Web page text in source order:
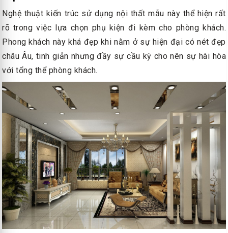
Nghệ thuật kiến trúc sử dụng nội thất mẫu này thể hiện rất
rõ trong việc lựa chọn phụ kiện đi kèm cho phòng khách.
Phong khách này khá đẹp khi nằm ở sự hiện đại có nét đẹp
châu Âu, tinh giản nhưng đầy sự cầu kỳ cho nên sự hài hòa
với tổng thể phòng khách.